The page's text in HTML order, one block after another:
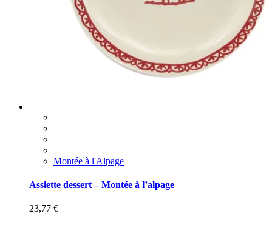
Montée à l'Alpage
Assiette dessert – Montée à l’alpage
23,77 €